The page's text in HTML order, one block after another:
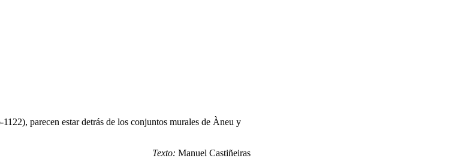
parecen estar detrás de los conjuntos murales de Àneu y
Texto: Manuel Castiñeiras